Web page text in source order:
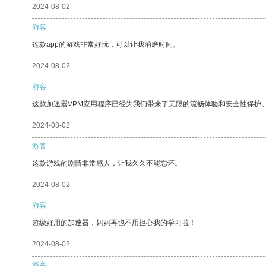
2024-08-02
游客
这款app的游戏非常好玩，可以让我消磨时间。
2024-08-02
游客
这款加速器VPM应用程序已经为我们带来了无限的流畅体验和安全性保护
2024-08-02
游客
这款游戏的剧情非常感人，让我久久不能忘怀。
2024-08-02
游客
超级好用的加速器，妈妈再也不用担心我的学习啦！
2024-08-02